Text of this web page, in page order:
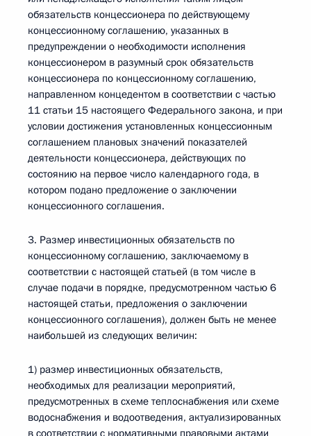
обязательств концессионера по действующему
концессионному соглашению, указанных в
предупреждении о необходимости исполнения
концессионером в разумный срок обязательств
концессионера по концессионному соглашению,
направленном концедентом в соответствии с частью
11 статьи 15 настоящего Федерального закона, и при
условии достижения установленных концессионным
соглашением плановых значений показателей
деятельности концессионера, действующих по
состоянию на первое число календарного года, в
котором подано предложение о заключении
концессионного соглашения.
3. Размер инвестиционных обязательств по
концессионному соглашению, заключаемому в
соответствии с настоящей статьей (в том числе в
случае подачи в порядке, предусмотренном частью 6
настоящей статьи, предложения о заключении
концессионного соглашения), должен быть не менее
наибольшей из следующих величин:
1) размер инвестиционных обязательств,
необходимых для реализации мероприятий,
предусмотренных в схеме теплоснабжения или схеме
водоснабжения и водоотведения, актуализированных
в соответствии с нормативными правовыми актами